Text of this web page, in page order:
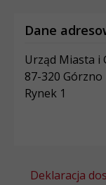
Dane
Urząd Miasta i
87-320 Górzno
Rynek 1
Deklaracja